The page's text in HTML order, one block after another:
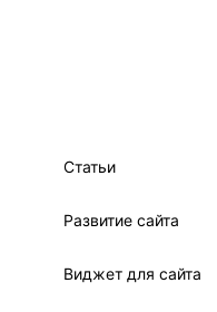
Статьи
Развитие сайта
Виджет для сайта